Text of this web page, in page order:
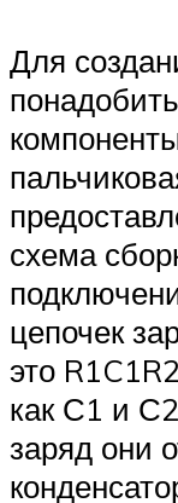
Для
схема
цепочек
это
как С1 и
заряд они